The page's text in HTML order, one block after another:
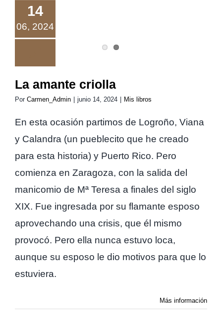
14
06, 2024
La amante criolla
Por Carmen_Admin junio 14, 2024 Mis libros
En esta ocasión partimos de Logroño, Viana
y Calandra (un pueblecito que he creado
para esta historia) y Puerto Rico. Pero
comienza en Zaragoza, con la salida del
manicomio de Mª Teresa a finales del siglo
XIX. Fue ingresada por su flamante esposo
aprovechando una crisis, que él mismo
provocó. Pero ella nunca estuvo loca,
aunque su esposo le dio motivos para que lo
estuviera.
Más información